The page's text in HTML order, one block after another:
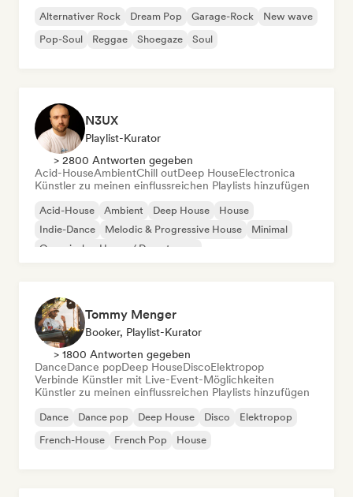
Alternativer Rock Dream Pop Garage-Rock
New wave
Pop-Soul
Reggae Shoegaze Soul
N3UX
Playlist-Kurator
> 2800 Antworten gegeben
Acid-HouseAmbientChill outDeep HouseElectronica
Künstler zu meinen einflussreichen Playlists hinzufügen
Acid-House Ambient Deep House
House
Indie-Dance
Melodic & Progressive House
Minimal
Organischer House / Downtempo
Tommy Menger
Booker, Playlist-Kurator
> 1800 Antworten gegeben
DanceDance popDeep HouseDiscoElektropop
Verbinde Künstler mit Live-Event-Möglichkeiten
Künstler zu meinen einflussreichen Playlists hinzufügen
Dance Dance pop Deep House Disco
Elektropop
French-House
French Pop House